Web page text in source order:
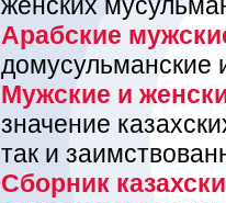
Арабские
домусульманские
Мужские и
значение
так и
Сборник